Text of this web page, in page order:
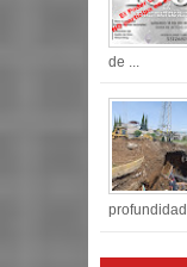
de ...
profundidad